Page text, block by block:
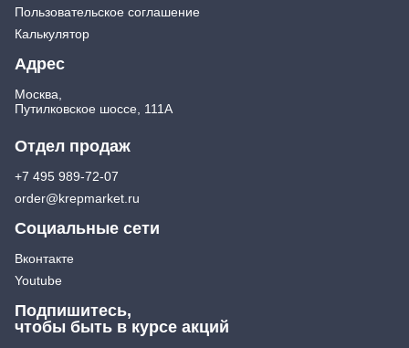
Пользовательское соглашение
Калькулятор
Адрес
Москва,
Путилковское шоссе, 111А
Отдел продаж
+7 495 989-72-07
order@krepmarket.ru
Социальные сети
Вконтакте
Youtube
Подпишитесь,
чтобы быть в курсе акций